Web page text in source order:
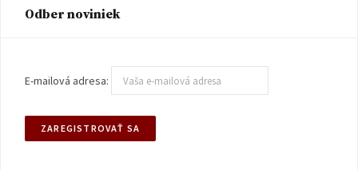
Odber noviniek
E-mailová adresa: